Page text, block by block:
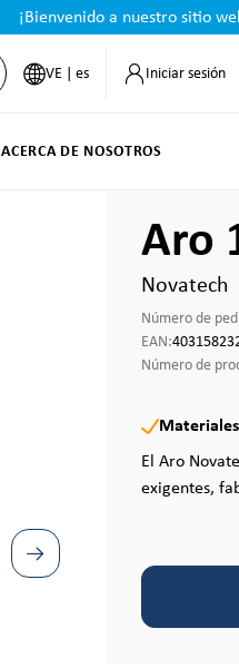
¡Bienvenido a nuestro sitio
VE | es Iniciar sesión
ACERCA DE NOSOTROS
Aro
Novatech
Número de
EAN:
Número de
El Aro
exigentes,